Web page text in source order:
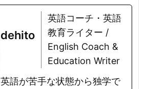
dehito
英語コーチ・英語
教育ライター /
English Coach &
Education Writer
英語が苦手な状態から独学で